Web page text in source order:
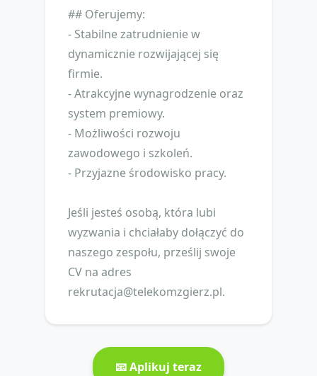
## Oferujemy:
- Stabilne zatrudnienie w
dynamicznie rozwijającej się
firmie.
- Atrakcyjne wynagrodzenie oraz
system premiowy.
- Możliwości rozwoju
zawodowego i szkoleń.
- Przyjazne środowisko pracy.
Jeśli jesteś osobą, która lubi
wyzwania i chciałaby dołączyć do
naszego zespołu, prześlij swoje
CV na adres
rekrutacja@telekomzgierz.pl.
📧 Aplikuj teraz